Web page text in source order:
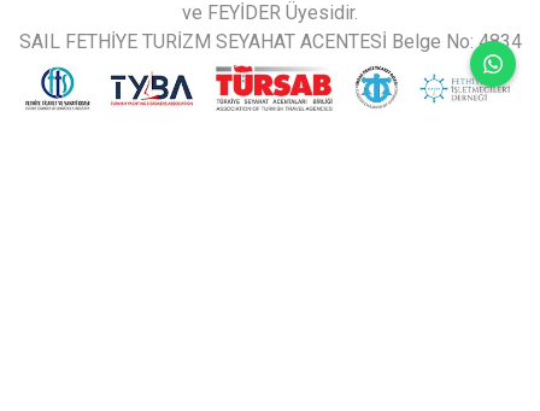
ve FEYİDER Üyesidir.
SAIL FETHİYE TURİZM SEYAHAT ACENTESİ Belge No: 4834